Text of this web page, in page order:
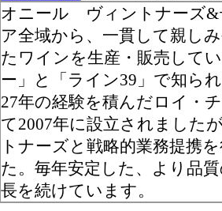
オニール ヴィントナーズ&
ア全域から、一貫して親し
たワインを生産・販売して
ー」と「ライン39」で知ら
27年の経験を積んだロイ・
て2007年に設立されました
トナーズと戦略的業務提携
た。毎年安定した、より品
長を続けています。